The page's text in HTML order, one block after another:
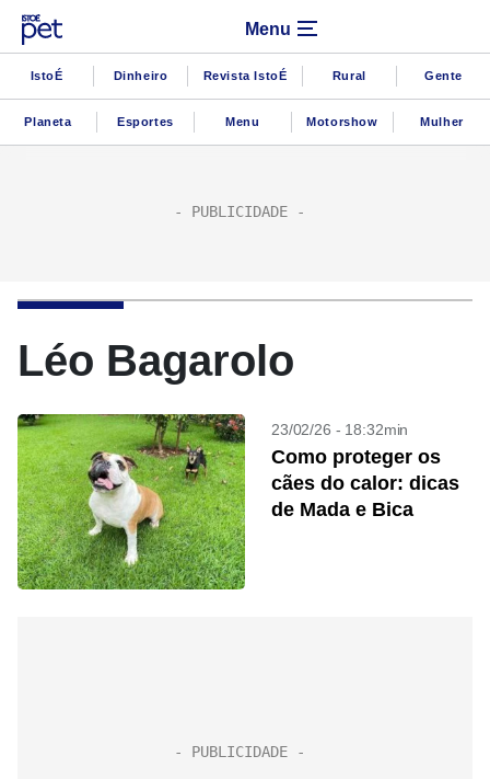
Menu
IstoÉ Dinheiro Revista IstoÉ Rural Gente
Planeta Esportes Menu Motorshow Mulher
Léo Bagarolo
23/02/26 - 18:32min
Como proteger os
cães do calor: dicas
de Mada e Bica